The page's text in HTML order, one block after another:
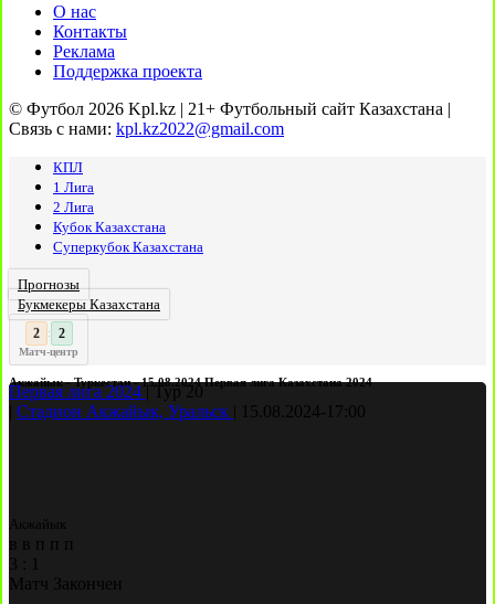
О нас
Контакты
Реклама
Поддержка проекта
© Футбол 2026 Kpl.kz | 21+ Футбольный сайт Казахстана |
Связь с нами: kpl.kz2022@gmail.com
КПЛ
1 Лига
2 Лига
Кубок Казахстана
Суперкубок Казахстана
Прогнозы
Букмекеры Казахстана
: 2
Матч-центр
Акжайык - Туркестан - 15.08.2024 Первая лига Казахстана 2024
Первая лига 2024 Тур 20
Стадион Акжайык, Уральск 15.08.2024- 17:00
Акжайык
в в п п
п
3
1
Матч Закончен